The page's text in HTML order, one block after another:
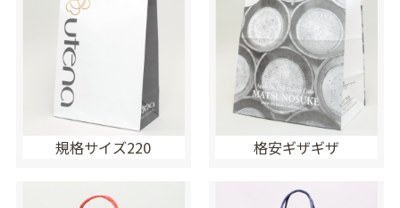
規格サイズ220 格安ギザギザ